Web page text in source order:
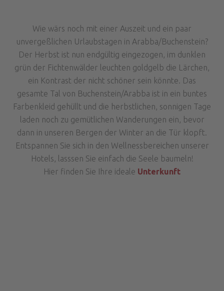
Wie wärs noch mit einer Auszeit und ein paar
unvergeßlichen Urlaubstagen in Arabba/Buchenstein?
Der Herbst ist nun endgültig eingezogen, im dunklen
grün der Fichtenwälder leuchten goldgelb die Lärchen,
ein Kontrast der nicht schöner sein könnte. Das
gesamte Tal von Buchenstein/Arabba ist in ein buntes
Farbenkleid gehüllt und die herbstlichen, sonnigen Tage
laden noch zu gemütlichen Wanderungen ein, bevor
dann in unseren Bergen der Winter an die Tür klopft.
Entspannen Sie sich in den Wellnessbereichen unserer
Hotels, lasssen Sie einfach die Seele baumeln!
Hier finden Sie Ihre ideale Unterkunft